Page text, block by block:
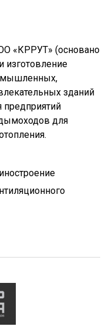
«КРРУТ» (основано
изготовление
зданий
предприятий
для